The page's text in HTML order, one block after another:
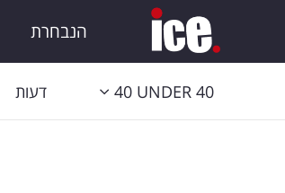
הנבחרת
40 UNDER 40 דעות